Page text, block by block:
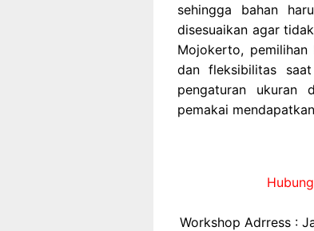
sehingga bahan
disesuaikan agar
Mojokerto, pemilihan
dan fleksibilitas
pengaturan ukuran
pemakai
Workshop Adrress :